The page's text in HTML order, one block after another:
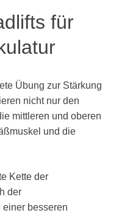
für
Übung zur Stärkung
nicht nur den
mittleren und oberen
und die
Kette der
der
besseren